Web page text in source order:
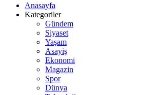
Anasayfa
Kategoriler
Gündem
Siyaset
Yaşam
Asayiş
Ekonomi
Magazin
Spor
Dünya